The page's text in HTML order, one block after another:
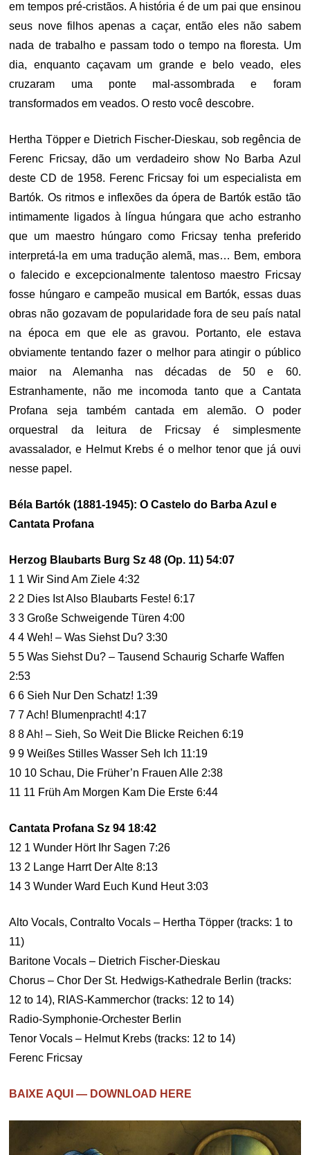
em tempos pré-cristãos. A história é de um pai que ensinou
seus nove filhos apenas a caçar, então eles não sabem
nada de trabalho e passam todo o tempo na floresta. Um
dia, enquanto caçavam um grande e belo veado, eles
cruzaram uma ponte mal-assombrada e foram
transformados em veados. O resto você descobre.
Hertha Töpper e Dietrich Fischer-Dieskau, sob regência de
Ferenc Fricsay, dão um verdadeiro show No Barba Azul
deste CD de 1958. Ferenc Fricsay foi um especialista em
Bartók. Os ritmos e inflexões da ópera de Bartók estão tão
intimamente ligados à língua húngara que acho estranho
que um maestro húngaro como Fricsay tenha preferido
interpretá-la em uma tradução alemã, mas… Bem, embora
o falecido e excepcionalmente talentoso maestro Fricsay
fosse húngaro e campeão musical em Bartók, essas duas
obras não gozavam de popularidade fora de seu país natal
na época em que ele as gravou. Portanto, ele estava
obviamente tentando fazer o melhor para atingir o público
maior na Alemanha nas décadas de 50 e 60.
Estranhamente, não me incomoda tanto que a Cantata
Profana seja também cantada em alemão. O poder
orquestral da leitura de Fricsay é simplesmente
avassalador, e Helmut Krebs é o melhor tenor que já ouvi
nesse papel.
Béla Bartók (1881-1945): O Castelo do Barba Azul e
Cantata Profana
Herzog Blaubarts Burg Sz 48 (Op. 11) 54:07
1 1 Wir Sind Am Ziele 4:32
2 2 Dies Ist Also Blaubarts Feste! 6:17
3 3 Große Schweigende Türen 4:00
4 4 Weh! – Was Siehst Du? 3:30
5 5 Was Siehst Du? – Tausend Schaurig Scharfe Waffen
2:53
6 6 Sieh Nur Den Schatz! 1:39
7 7 Ach! Blumenpracht! 4:17
8 8 Ah! – Sieh, So Weit Die Blicke Reichen 6:19
9 9 Weißes Stilles Wasser Seh Ich 11:19
10 10 Schau, Die Früher’n Frauen Alle 2:38
11 11 Früh Am Morgen Kam Die Erste 6:44
Cantata Profana Sz 94 18:42
12 1 Wunder Hört Ihr Sagen 7:26
13 2 Lange Harrt Der Alte 8:13
14 3 Wunder Ward Euch Kund Heut 3:03
Alto Vocals, Contralto Vocals – Hertha Töpper (tracks: 1 to
11)
Baritone Vocals – Dietrich Fischer-Dieskau
Chorus – Chor Der St. Hedwigs-Kathedrale Berlin (tracks:
12 to 14), RIAS-Kammerchor (tracks: 12 to 14)
Radio-Symphonie-Orchester Berlin
Tenor Vocals – Helmut Krebs (tracks: 12 to 14)
Ferenc Fricsay
BAIXE AQUI — DOWNLOAD HERE